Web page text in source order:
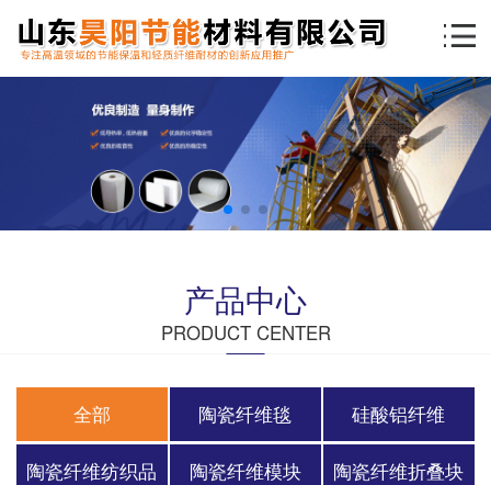
产品中心
PRODUCT CENTER
全部 陶瓷纤维毯 硅酸铝纤维
陶瓷纤维纺织品 陶瓷纤维模块 陶瓷纤维折叠块